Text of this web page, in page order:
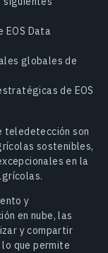
EOS Data
globales de
de EOS
teledetección son
sostenibles,
en la
y
en nube, las
y compartir
que permite